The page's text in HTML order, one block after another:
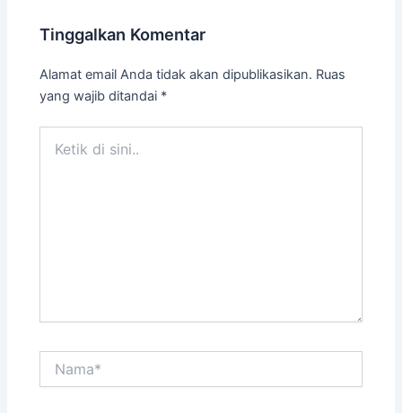
Tinggalkan Komentar
Alamat email Anda tidak akan dipublikasikan. Ruas
yang wajib ditandai *